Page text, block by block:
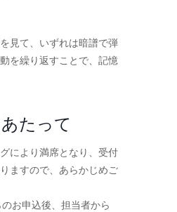
見て、いずれは暗譜で弾
を繰り返すことで、記憶
たって
により満席となり、受付
ますので、あらかじめご
お申込後、担当者から